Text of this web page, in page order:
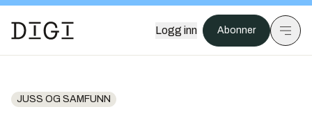
Logg inn Abonner
JUSS OG SAMFUNN